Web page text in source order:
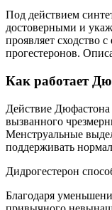
Под действием
достоверными и
проявляет сходство
прогестеронов.
Как работает
Действие Дюфастона
вызванного
Менструальные
поддерживать
Дидрогестерон
Благодаря